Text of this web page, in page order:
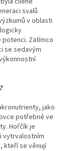
svalů
v oblasti
Zatímco
se sedavým
jako
potřebné ve
Hořčík je
vytrvalostním
kteří se věnují